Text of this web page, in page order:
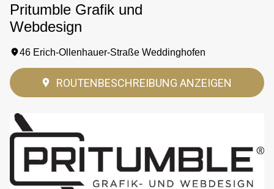
Pritumble Grafik und
Webdesign
46 Erich-Ollenhauer-Straße Weddinghofen
ROUTENBESCHREIBUNG ANZEIGEN